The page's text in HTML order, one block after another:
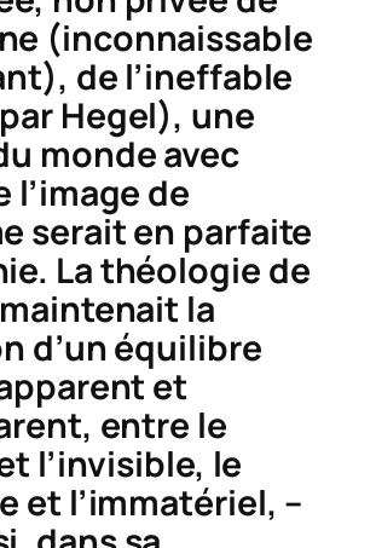
(inconnaissable
de l’ineffable
Hegel), une
monde avec
l’image de
serait en parfaite
La théologie de
la
d’un équilibre
et
entre le
l’invisible, le
et l’immatériel, –